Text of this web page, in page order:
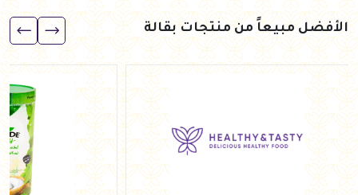
الأفضل مبيعاً من منتجات بقالة